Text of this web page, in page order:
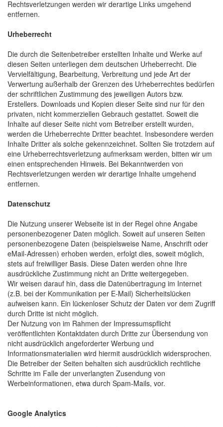
Rechtsverletzungen werden wir derartige Links umgehend
entfernen.
Urheberrecht
Die durch die Seitenbetreiber erstellten Inhalte und Werke auf
diesen Seiten unterliegen dem deutschen Urheberrecht. Die
Vervielfältigung, Bearbeitung, Verbreitung und jede Art der
Verwertung außerhalb der Grenzen des Urheberrechtes bedürfen
der schriftlichen Zustimmung des jeweiligen Autors bzw.
Erstellers. Downloads und Kopien dieser Seite sind nur für den
privaten, nicht kommerziellen Gebrauch gestattet. Soweit die
Inhalte auf dieser Seite nicht vom Betreiber erstellt wurden,
werden die Urheberrechte Dritter beachtet. Insbesondere werden
Inhalte Dritter als solche gekennzeichnet. Sollten Sie trotzdem auf
eine Urheberrechtsverletzung aufmerksam werden, bitten wir um
einen entsprechenden Hinweis. Bei Bekanntwerden von
Rechtsverletzungen werden wir derartige Inhalte umgehend
entfernen.
Datenschutz
Die Nutzung unserer Webseite ist in der Regel ohne Angabe
personenbezogener Daten möglich. Soweit auf unseren Seiten
personenbezogene Daten (beispielsweise Name, Anschrift oder
eMail-Adressen) erhoben werden, erfolgt dies, soweit möglich,
stets auf freiwilliger Basis. Diese Daten werden ohne Ihre
ausdrückliche Zustimmung nicht an Dritte weitergegeben.
Wir weisen darauf hin, dass die Datenübertragung im Internet
(z.B. bei der Kommunikation per E-Mail) Sicherheitslücken
aufweisen kann. Ein lückenloser Schutz der Daten vor dem Zugriff
durch Dritte ist nicht möglich.
Der Nutzung von im Rahmen der Impressumspflicht
veröffentlichten Kontaktdaten durch Dritte zur Übersendung von
nicht ausdrücklich angeforderter Werbung und
Informationsmaterialien wird hiermit ausdrücklich widersprochen.
Die Betreiber der Seiten behalten sich ausdrücklich rechtliche
Schritte im Falle der unverlangten Zusendung von
Werbeinformationen, etwa durch Spam-Mails, vor.
Google Analytics